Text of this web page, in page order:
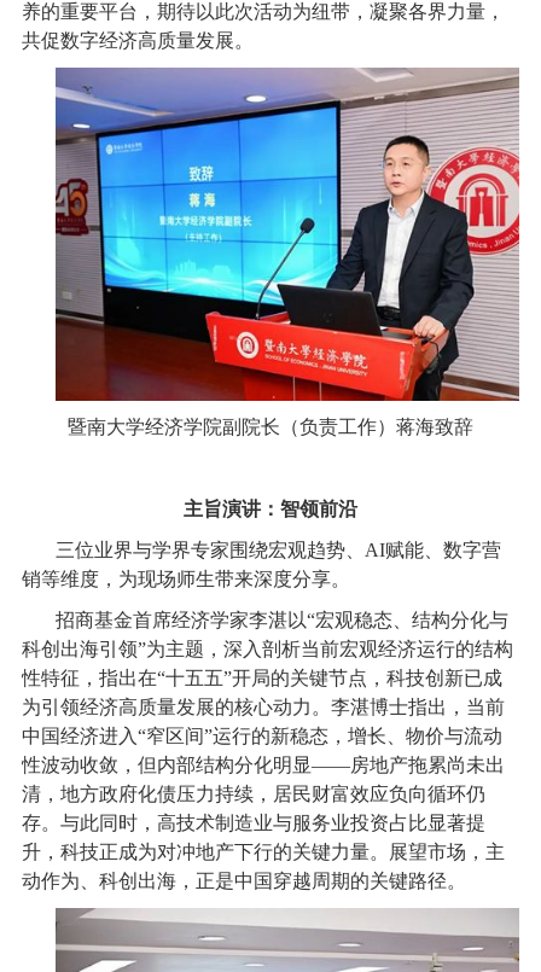
养的重要平台，期待以此次活动为纽带，凝聚各界力量，
共促数字经济高质量发展。
暨南大学经济学院副院长（负责工作）蒋海致辞
主旨演讲：智领前沿
三位业界与学界专家围绕宏观趋势、AI赋能、数字营
销等维度，为现场师生带来深度分享。
招商基金首席经济学家李湛以“宏观稳态、结构分化与
科创出海引领”为主题，深入剖析当前宏观经济运行的结构
性特征，指出在“十五五”开局的关键节点，科技创新已成
为引领经济高质量发展的核心动力。李湛博士指出，当前
中国经济进入“窄区间”运行的新稳态，增长、物价与流动
性波动收敛，但内部结构分化明显——房地产拖累尚未出
清，地方政府化债压力持续，居民财富效应负向循环仍
存。与此同时，高技术制造业与服务业投资占比显著提
升，科技正成为对冲地产下行的关键力量。展望市场，主
动作为、科创出海，正是中国穿越周期的关键路径。